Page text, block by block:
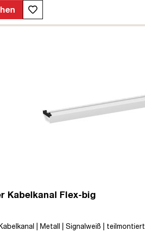
Kabelkanal Flex-big
| Metall | Signalweiß | teilmontiert